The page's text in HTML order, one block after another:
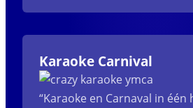
Karaoke Carnival
“Karaoke en Carnaval in één